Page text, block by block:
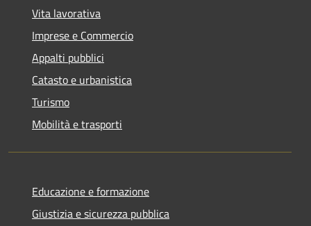
Vita lavorativa
Imprese e Commercio
Appalti pubblici
Catasto e urbanistica
Turismo
Mobilità e trasporti
Educazione e formazione
Giustizia e sicurezza pubblica